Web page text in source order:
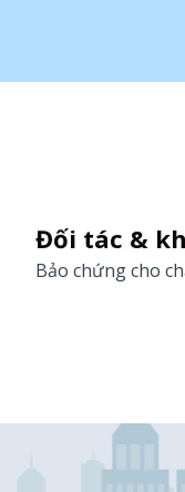
Đối tác &
Bảo chứng cho